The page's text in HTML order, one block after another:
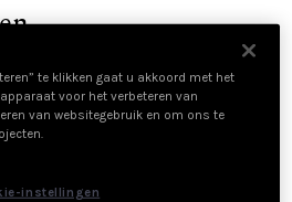
staat klaar om uw briljante
concreet plan voor de
een antwoord op dé
te klikken gaat u akkoord met het
voor het verbeteren van
van websitegebruik en om ons te
instellingen